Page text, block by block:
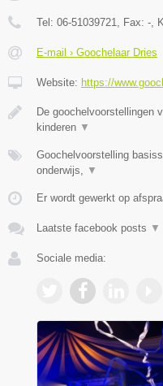
Tel: 06-51039721, Fax: -,
E-mail › Goochelaar Dries
Website: https://
De goochelvoorstellingen
kinderen ▼
Goochelvoorstelling
onderwijs, ▼
Er wordt gewerkt op
Laatste facebook posts ▼
Sociale media: